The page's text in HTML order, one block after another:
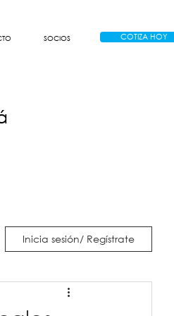
SOCIOS COTIZA HOY
Inicia sesión/ Regístrate